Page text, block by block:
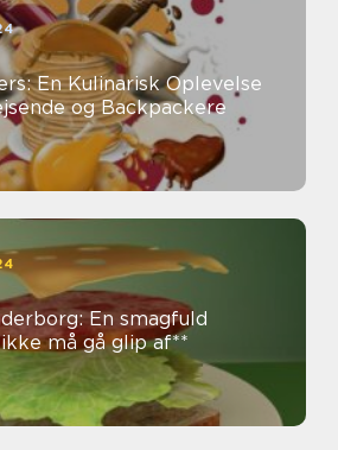
En Kulinarisk Oplevelse
og Backpackere
En smagfuld
må gå glip af**